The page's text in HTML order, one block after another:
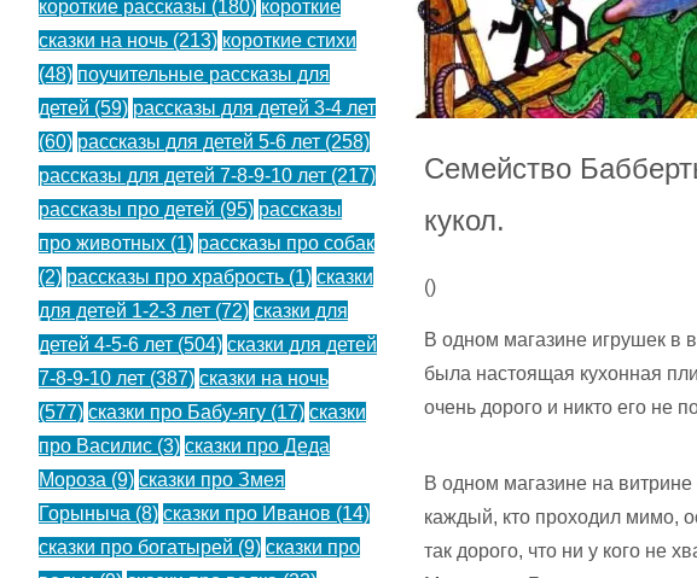
Семейство
кукол.
()
В одном магазине игрушек в
была настоящая кухонная
очень дорого и никто его не
В одном магазине на
каждый, кто проходил мимо,
так дорого, что ни у кого не
короткие рассказы (180) короткие
сказки на ночь (213) короткие стихи
(48) поучительные рассказы для
детей (59) рассказы для детей 3-4 лет
(60) рассказы для детей 5-6 лет (258)
рассказы для детей 7-8-9-10 лет (217)
рассказы про детей (95) рассказы
про животных (1) рассказы про собак
(2) рассказы про храбрость (1) сказки
для детей 1-2-3 лет (72) сказки для
детей 4-5-6 лет (504) сказки для детей
7-8-9-10 лет (387) сказки на ночь
(577) сказки про Бабу-ягу (17) сказки
про Василис (3) сказки про Деда
Мороза (9) сказки про Змея
Горыныча (8) сказки про Иванов (14)
сказки про богатырей (9) сказки про